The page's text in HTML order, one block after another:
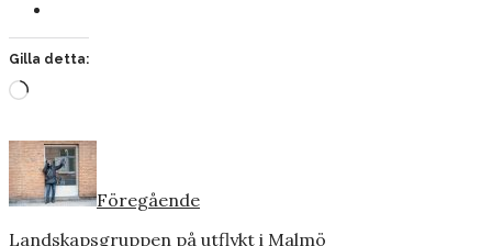
Gilla detta:
Laddar
Föregående
Landskapsgruppen på utflykt i Malmö